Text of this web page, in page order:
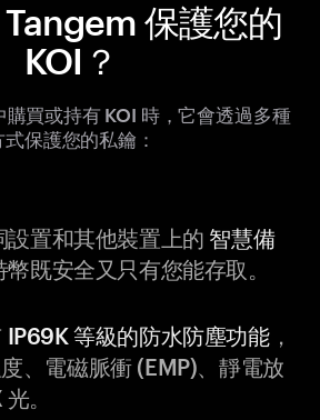
保護您的
KOI？
買或持有 KOI 時，它會透過多種
式保護您的私鑰：
設置和其他裝置上的 智慧備
既安全又只有您能存取。
IP69K 等級的防水防塵功能，
、電磁脈衝 (EMP)、靜電放
。